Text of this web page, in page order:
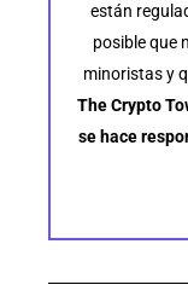
están
posible que
minoristas y
The Crypto
se hace